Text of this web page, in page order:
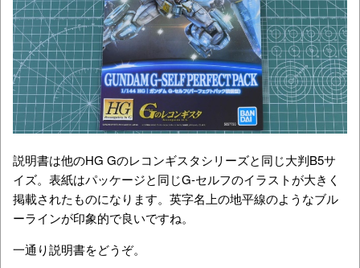
説明書は他のHG Gのレコンギスタシリーズと同じ大判B5サ
イズ。表紙はパッケージと同じG-セルフのイラストが大きく
掲載されたものになります。英字名上の地平線のようなブル
ーラインが印象的で良いですね。
一通り説明書をどうぞ。